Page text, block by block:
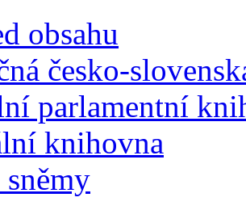
obsahu
česko-
parlamentní
knihovna
sněmy